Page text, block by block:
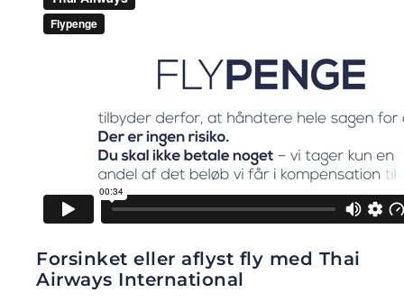
Forsinket eller aflyst fly med Thai
Airways International